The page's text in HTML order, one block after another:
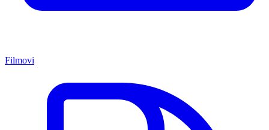
Filmovi